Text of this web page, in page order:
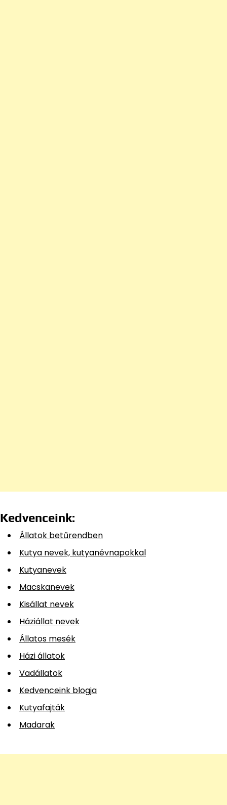
Kedvenceink:
Állatok betűrendben
Kutya nevek, kutyanévnapokkal
Kutyanevek
Macskanevek
Kisállat nevek
Háziállat nevek
Állatos mesék
Házi állatok
Vadállatok
Kedvenceink blogja
Kutyafajták
Madarak